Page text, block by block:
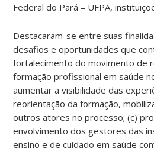
Federal do Pará – UFPA,
Destacaram-se entre suas
desafios e oportunidades que
fortalecimento do movimento de
formação profissional em saúde
aumentar a visibilidade das
reorientação da formação,
outros atores no processo; (c)
envolvimento dos gestores das
ensino e de cuidado em saúde